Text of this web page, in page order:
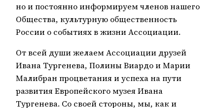
но и постоянно информируем членов нашего
Общества, культурную общественность
России о событиях в жизни Ассоциации.
От всей души желаем Ассоциации друзей
Ивана Тургенева, Полины Виардо и Марии
Малибран процветания и успеха на пути
развития Европейского музея Ивана
Тургенева. Со своей стороны, мы, как и